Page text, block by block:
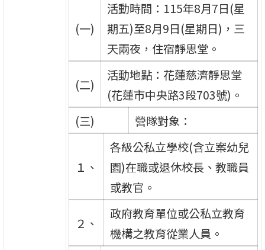
(一)
活動時間：115年8月7日(星
期五)至8月9日(星期日)，三
天兩夜，住宿靜思堂。
(二)
活動地點：花蓮慈濟靜思堂
(花蓮市中央路3段703號)。
(三)
營隊對象：
１、
各級公私立學校(含立案幼兒
園)在職或退休校長、教職員
或教官。
２、
政府教育單位或公私立教育
機構之教育從業人員。